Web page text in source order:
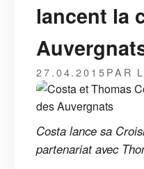
lancent la
27.04.2015PAR
Costa lance sa
partenariat avec